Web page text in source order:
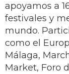
apoyamos a
festivales y
mundo.
como el
Málaga,
Market, Foro